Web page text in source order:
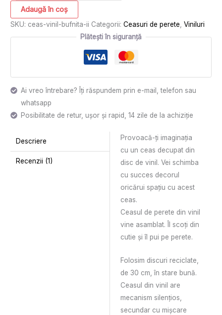
Adaugă în coș
SKU: ceas-vinil-bufnita-ii Categorii:Ceasuri de perete ,Viniluri
Plătești în siguranță
Ai vreo întrebare? Îți răspundem prin e-mail, telefon sau
whatsapp
Posibilitate de retur, ușor și rapid, 14 zile de la achiziție
Descriere
Recenzii (1)
Provoacă-ți imaginația
cu un ceas decupat din
disc de vinil. Vei schimba
cu succes decorul
oricărui spaţiu cu acest
ceas.
Ceasul de perete din vinil
vine asamblat. Îl scoți din
cutie și îl pui pe perete.
Folosim discuri reciclate,
de 30 cm, în stare bună.
Ceasul din vinil are
mecanism silenţios,
secundar cu mişcare